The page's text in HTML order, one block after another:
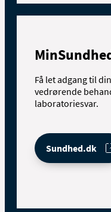
Få let adgang til
vedrørende
laboratoriesvar.
Sundhed.dk